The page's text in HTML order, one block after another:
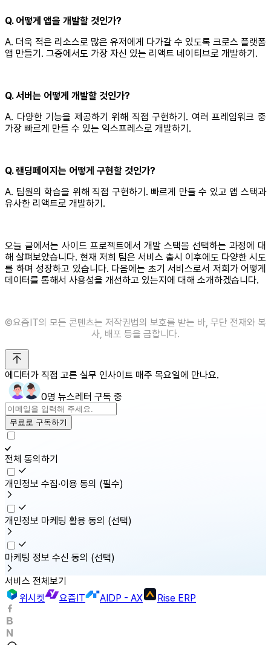
Q. 어떻게 앱을 개발할 것인가?
A. 더욱 적은 리소스로 많은 유저에게 다가갈 수 있도록 크로스 플랫폼
앱 만들기. 그중에서도 가장 자신 있는 리액트 네이티브로 개발하기.
Q. 서버는 어떻게 개발할 것인가?
A. 다양한 기능을 제공하기 위해 직접 구현하기. 여러 프레임워크 중
가장 빠르게 만들 수 있는 익스프레스로 개발하기.
Q. 랜딩페이지는 어떻게 구현할 것인가?
A. 팀원의 학습을 위해 직접 구현하기. 빠르게 만들 수 있고 앱 스택과
유사한 리액트로 개발하기.
오늘 글에서는 사이드 프로젝트에서 개발 스택을 선택하는 과정에 대
해 살펴보았습니다. 현재 저희 팀은 서비스 출시 이후에도 다양한 시도
를 하며 성장하고 있습니다. 다음에는 초기 서비스로서 저희가 어떻게
데이터를 통해서 사용성을 개선하고 있는지에 대해 소개하겠습니다.
©️요즘IT의 모든 콘텐츠는 저작권법의 보호를 받는 바, 무단 전재와 복
사, 배포 등을 금합니다.
에디터가 직접 고른 실무 인사이트 매주 목요일에 만나요.
0명 뉴스레터 구독 중
무료로 구독하기
전체 동의하기
개인정보 수집·이용 동의 (필수)
개인정보 마케팅 활용 동의 (선택)
마케팅 정보 수신 동의 (선택)
서비스 전체보기
위시켓
요즘IT AIDP - AX Rise ERP